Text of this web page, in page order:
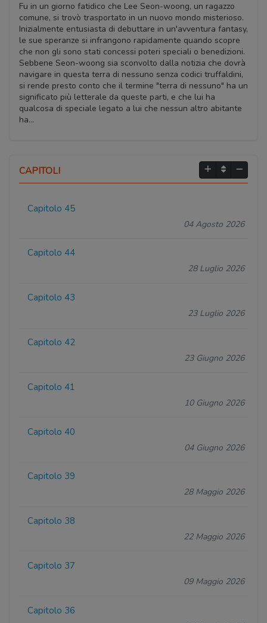
Fu in un giorno fatidico che Lee Seon-woong, un ragazzo
comune, si trovò trasportato in un nuovo mondo misterioso.
Inizialmente entusiasta di debuttare in un'avventura fantasy,
le sue speranze si infrangono rapidamente quando scopre
che non gli sono stati concessi poteri speciali o benedizioni.
Sebbene Seon-woong sia sconvolto dalla notizia che dovrà
navigare in questa terra di nessuno senza codici truffaldini,
si rende presto conto che il termine "terra di nessuno" ha un
significato più letterale da queste parti, e che lui ha
qualcosa di speciale legato a lui che nessun altro abitante
ha...
CAPITOLI
Capitolo 45
04 Agosto 2026
Capitolo 44
28 Luglio 2026
Capitolo 43
23 Luglio 2026
Capitolo 42
23 Giugno 2026
Capitolo 41
10 Giugno 2026
Capitolo 40
04 Giugno 2026
Capitolo 39
28 Maggio 2026
Capitolo 38
22 Maggio 2026
Capitolo 37
09 Maggio 2026
Capitolo 36